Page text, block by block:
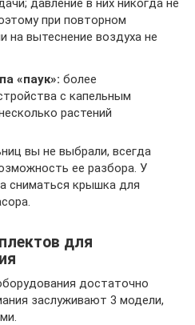
давление в них никогда не
при повторном
на вытеснение воздуха не
«паук»: более
с капельным
растений
вы не выбрали, всегда
ее разбора. У
сниматься крышка для
для
достаточно
заслуживают 3 модели,